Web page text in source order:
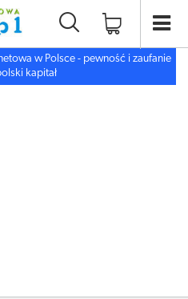
w Polsce - pewność i zaufanie
kapitał